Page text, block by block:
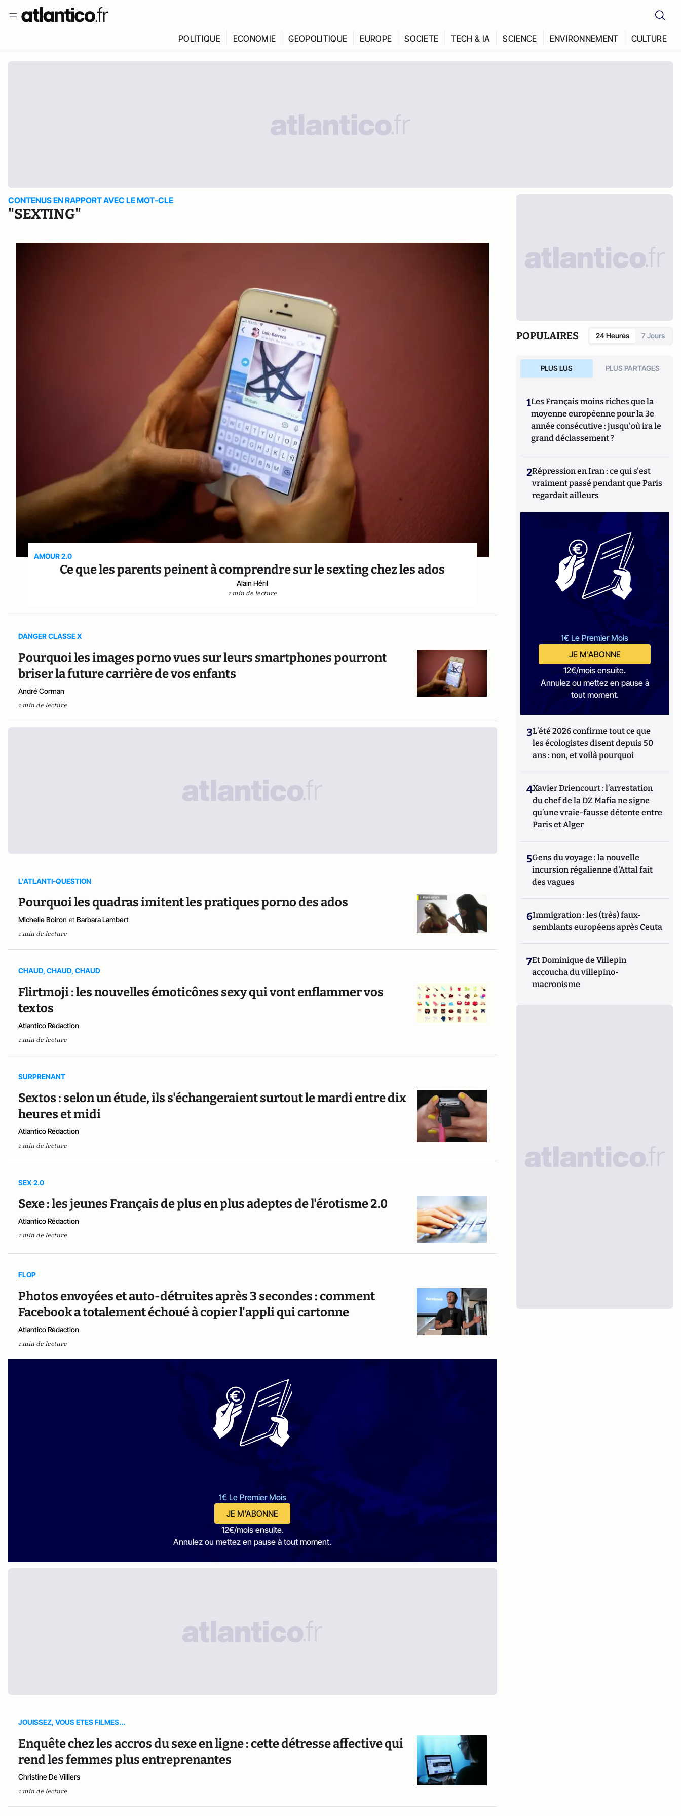
POLITIQUE ECONOMIE GEOPOLITIQUE EUROPE SOCIETE TECH & IA SCIENCE ENVIRONNEMENT CULTURE
CONTENUS EN RAPPORT AVEC LE MOT-CLE
"SEXTING"
AMOUR 2.0
Ce que les parents peinent à comprendre sur le sexting chez les ados
Alain Héril
1 min de lecture
DANGER CLASSE X
Pourquoi les images porno vues sur leurs smartphones pourront
briser la future carrière de vos enfants
André Corman
1 min de lecture
L'ATLANTI-QUESTION
Pourquoi les quadras imitent les pratiques porno des ados
Michelle Boiron et Barbara Lambert
1 min de lecture
CHAUD, CHAUD, CHAUD
Flirtmoji : les nouvelles émoticônes sexy qui vont enflammer vos
textos
Atlantico Rédaction
1 min de lecture
SURPRENANT
Sextos : selon un étude, ils s'échangeraient surtout le mardi entre dix
heures et midi
Atlantico Rédaction
1 min de lecture
SEX 2.0
Sexe : les jeunes Français de plus en plus adeptes de l'érotisme 2.0
Atlantico Rédaction
1 min de lecture
FLOP
Photos envoyées et auto-détruites après 3 secondes : comment
Facebook a totalement échoué à copier l'appli qui cartonne
Atlantico Rédaction
1 min de lecture
1€ Le Premier Mois
JE M'ABONNE
12€/mois ensuite.
Annulez ou mettez en pause à tout moment.
JOUISSEZ, VOUS ETES FILMES...
Enquête chez les accros du sexe en ligne : cette détresse affective qui
rend les femmes plus entreprenantes
Christine De Villiers
1 min de lecture
POPULAIRES 24 Heures 7 Jours
PLUS LUS PLUS PARTAGES
1Les Français moins riches que la
moyenne européenne pour la 3e
année consécutive : jusqu'où ira le
grand déclassement ?
2Répression en Iran : ce qui s'est
vraiment passé pendant que Paris
regardait ailleurs
1€ Le Premier Mois
JE M'ABONNE
12€/mois ensuite.
Annulez ou mettez en pause à
tout moment.
3L’été 2026 confirme tout ce que
les écologistes disent depuis 50
ans : non, et voilà pourquoi
4Xavier Driencourt : l’arrestation
du chef de la DZ Mafia ne signe
qu’une vraie-fausse détente entre
Paris et Alger
5Gens du voyage : la nouvelle
incursion régalienne d'Attal fait
des vagues
6Immigration : les (très) faux-
semblants européens après Ceuta
7Et Dominique de Villepin
accoucha du villepino-
macronisme